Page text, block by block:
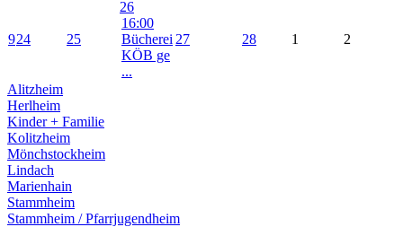
924 25
26
16:00
Bücherei
KÖB ge
...
27 28 1 2
Alitzheim
Herlheim
Kinder + Familie
Kolitzheim
Mönchstockheim
Lindach
Marienhain
Stammheim
Stammheim / Pfarrjugendheim